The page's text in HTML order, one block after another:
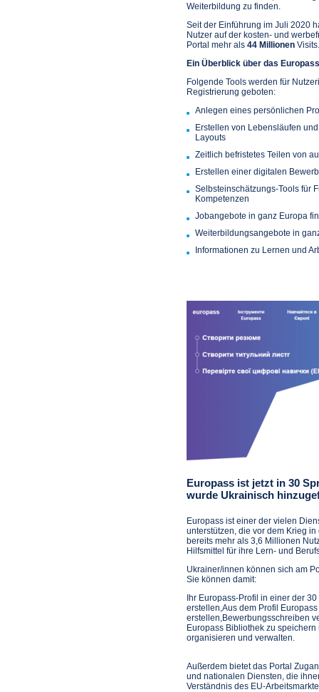
Weiterbildung zu finden.
Seit der Einführung im Juli 2020
Nutzer auf der kosten- und
Portal mehr als 44 Millionen Visits.
Ein Überblick über das
Folgende Tools werden für
Registrierung geboten:
Anlegen eines persönlichen
Erstellen von Lebensläufen
Layouts
Zeitlich befristetes Teilen von
Erstellen einer digitalen
Selbsteinschätzungs-Tools für
Kompetenzen
Jobangebote in ganz Europa
Weiterbildungsangebote in
Informationen zu Lernen und
Europass ist jetzt in 30
wurde Ukrainisch
Europass ist einer der vielen
unterstützen, die vor dem Krieg
bereits mehr als 3,6 Millionen
Hilfsmittel für ihre Lern- und
Ukrainer/innen können sich am
Sie können damit:
Ihr Europass-Profil in einer der
erstellen,Aus dem Profil
erstellen,Bewerbungsschreiben
Europass Bibliothek zu
organisieren und verwalten.
Außerdem bietet das Portal
und nationalen Diensten, die
Verständnis des EU-